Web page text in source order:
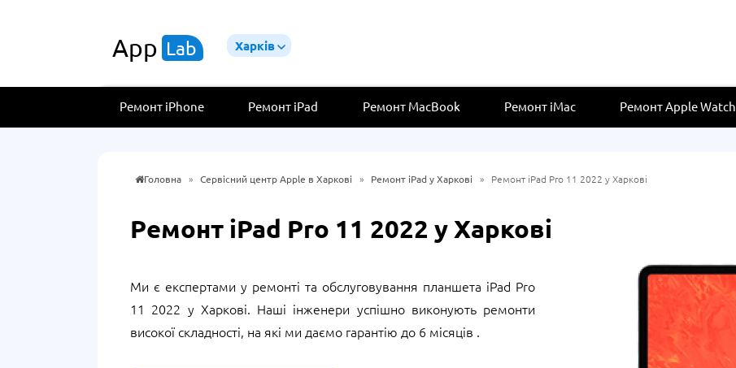
App Lab Харків
Ремонт iPhone Ремонт iPad Ремонт MacBook Ремонт iMac Ремонт Apple Watch
Головна » Сервісний центр Apple в Харкові » Ремонт iPad у Харкові » Ремонт iPad Pro 11 2022 у Харкові
Ремонт iPad Pro 11 2022 у Харкові
Ми є експертами у ремонті та обслуговування планшета iPad Pro
11 2022 у Харкові. Наші інженери успішно виконують ремонти
високої складності, на які ми даємо гарантію до 6 місяців .